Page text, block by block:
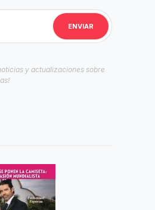
y actualizaciones sobre